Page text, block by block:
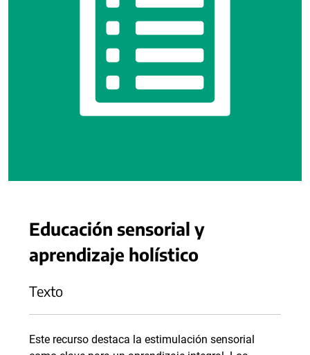
Educación sensorial y
aprendizaje holístico
Texto
Este recurso destaca la estimulación sensorial